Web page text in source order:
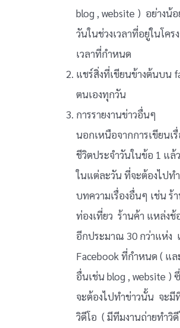
blog , website ) อย่างน้
วันในช่วงเวลาที่อยู่ในโคร
เวลาที่กำหนด
แชร์สิ่งที่เขียนข้างต้นบน
ตนเองทุกวัน
การรายงานข่าวอื่นๆ
นอกเหนือจากการเขียนเ
ชีวิตประจำวันในข้อ 1 แล้
ในแต่ละวัน ที่จะต้องไปท
บทความเรื่องอื่นๆ เช่น ร้
ท่องเที่ยว ร้านค้า แหล่ง
อีกประมาณ 30 กว่าแห่ง
Facebook ที่กำหนด ( แล
อื่นเช่น blog , website )
จะต้องไปทำข่าวนั้น จะมี
วิดีโอ ( มีทีมงานถ่ายทำวิดี